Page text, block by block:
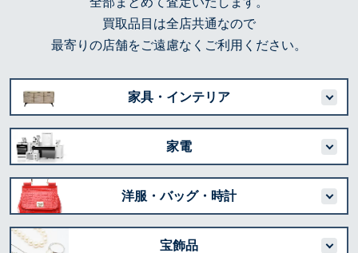
買取品目は全店共通なので
最寄りの店舗をご遠慮なくご利用ください。
家具・インテリア
家電
洋服・バッグ・時計
宝飾品